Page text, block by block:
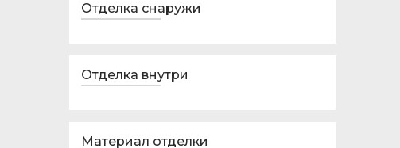
Отделка снаружи
Отделка внутри
Материал отделки